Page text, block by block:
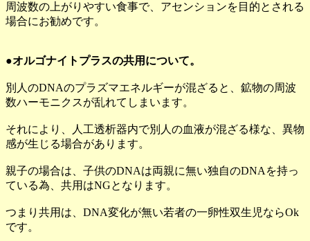
周波数の上がりやすい食事で、アセンションを目的とされる
場合にお勧めです。
●オルゴナイトプラスの共用について。
別人のDNAのプラズマエネルギーが混ざると、鉱物の周波
数ハーモニクスが乱れてしまいます。
それにより、人工透析器内で別人の血液が混ざる様な、異物
感が生じる場合があります。
親子の場合は、子供のDNAは両親に無い独自のDNAを持っ
ている為、共用はNGとなります。
つまり共用は、DNA変化が無い若者の一卵性双生児ならOk
です。